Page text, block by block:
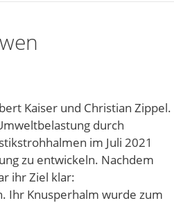
Kaiser und Christian Zippel.
durch
im Juli 2021
zu entwickeln. Nachdem
ihr Ziel klar:
Ihr Knusperhalm wurde zum